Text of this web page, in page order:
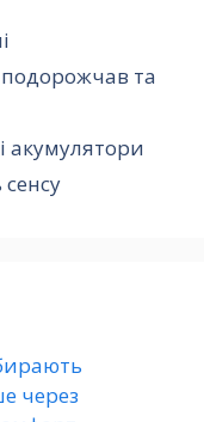
та
акумулятори
через